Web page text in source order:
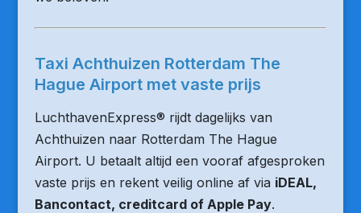
Taxi Achthuizen Rotterdam The
Hague Airport met vaste prijs
LuchthavenExpress® rijdt dagelijks van
Achthuizen naar Rotterdam The Hague
Airport. U betaalt altijd een vooraf afgesproken
vaste prijs en rekent veilig online af via iDEAL,
Bancontact, creditcard of Apple Pay.